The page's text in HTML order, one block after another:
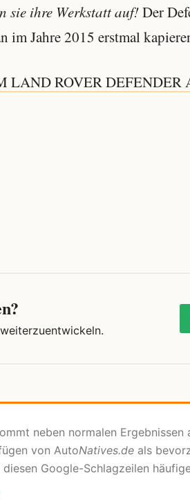
sie ihre Werkstatt auf!Der
im Jahre 2015 erstmal
LAND ROVER DEFENDER
neben normalen Ergebnissen
von AutoNatives.de als
Google-Schlagzeilen